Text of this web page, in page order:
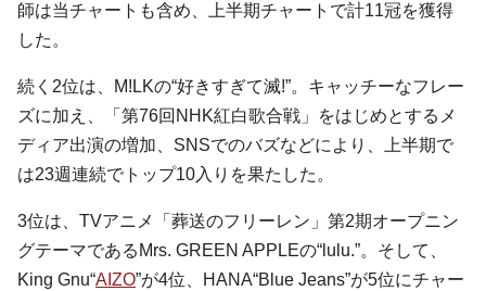
師は当チャートも含め、上半期チャートで計11冠を獲得
した。
続く2位は、M!LKの“好きすぎて滅!”。キャッチーなフレー
ズに加え、「第76回NHK紅白歌合戦」をはじめとするメ
ディア出演の増加、SNSでのバズなどにより、上半期で
は23週連続でトップ10入りを果たした。
3位は、TVアニメ「葬送のフリーレン」第2期オープニン
グテーマであるMrs. GREEN APPLEの“lulu.”。そして、
King Gnu“AIZO”が4位、HANA“Blue Jeans”が5位にチャー